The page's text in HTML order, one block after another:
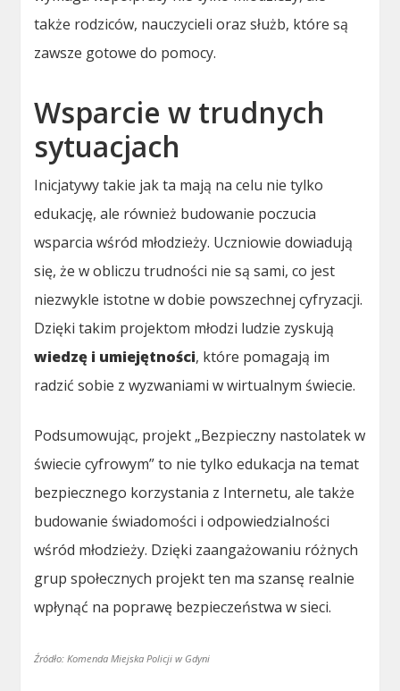
także rodziców, nauczycieli oraz służb, które są
zawsze gotowe do pomocy.
Wsparcie w trudnych
sytuacjach
Inicjatywy takie jak ta mają na celu nie tylko
edukację, ale również budowanie poczucia
wsparcia wśród młodzieży. Uczniowie dowiadują
się, że w obliczu trudności nie są sami, co jest
niezwykle istotne w dobie powszechnej cyfryzacji.
Dzięki takim projektom młodzi ludzie zyskują
wiedzę i umiejętności, które pomagają im
radzić sobie z wyzwaniami w wirtualnym świecie.
Podsumowując, projekt „Bezpieczny nastolatek w
świecie cyfrowym” to nie tylko edukacja na temat
bezpiecznego korzystania z Internetu, ale także
budowanie świadomości i odpowiedzialności
wśród młodzieży. Dzięki zaangażowaniu różnych
grup społecznych projekt ten ma szansę realnie
wpłynąć na poprawę bezpieczeństwa w sieci.
Źródło: Komenda Miejska Policji w Gdyni